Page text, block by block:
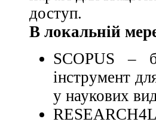
доступ.
В локальній
SCOPUS –
інструмент
у наукових